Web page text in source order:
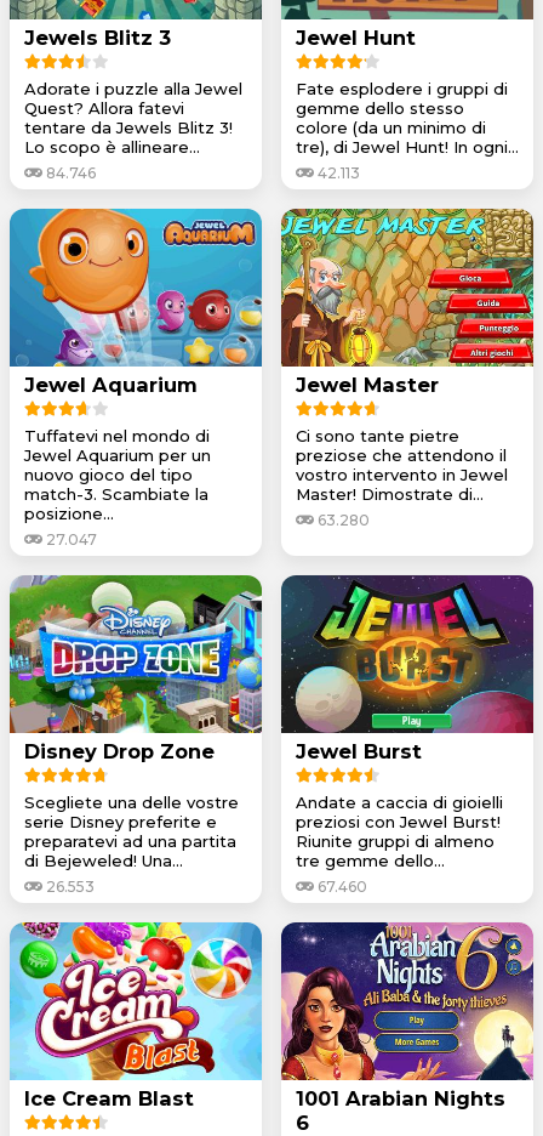
Jewels Blitz 3
Adorate i puzzle alla Jewel
Quest? Allora fatevi
tentare da Jewels Blitz 3!
Lo scopo è allineare...
84.746
Jewel Hunt
Fate esplodere i gruppi di
gemme dello stesso
colore (da un minimo di
tre), di Jewel Hunt! In ogni...
42.113
Jewel Aquarium
Tuffatevi nel mondo di
Jewel Aquarium per un
nuovo gioco del tipo
match-3. Scambiate la
posizione...
27.047
Jewel Master
Ci sono tante pietre
preziose che attendono il
vostro intervento in Jewel
Master! Dimostrate di...
63.280
Disney Drop Zone
Scegliete una delle vostre
serie Disney preferite e
preparatevi ad una partita
di Bejeweled! Una...
26.553
Jewel Burst
Andate a caccia di gioielli
preziosi con Jewel Burst!
Riunite gruppi di almeno
tre gemme dello...
67.460
Ice Cream Blast
1001 Arabian Nights
6